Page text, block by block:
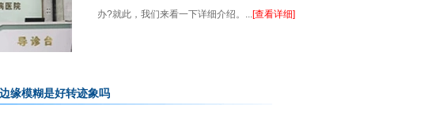
办?就此，我们来看一下详细介绍。...[查看详细]
缘模糊是好转迹象吗